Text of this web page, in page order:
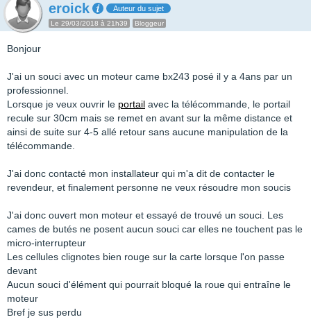
eroick Auteur du sujet
Le 29/03/2018 à 21h39 Bloggeur
Bonjour
J'ai un souci avec un moteur came bx243 posé il y a 4ans par un
professionnel.
Lorsque je veux ouvrir le portail avec la télécommande, le portail
recule sur 30cm mais se remet en avant sur la même distance et
ainsi de suite sur 4-5 allé retour sans aucune manipulation de la
télécommande.
J'ai donc contacté mon installateur qui m'a dit de contacter le
revendeur, et finalement personne ne veux résoudre mon soucis
J'ai donc ouvert mon moteur et essayé de trouvé un souci. Les
cames de butés ne posent aucun souci car elles ne touchent pas le
micro-interrupteur
Les cellules clignotes bien rouge sur la carte lorsque l'on passe
devant
Aucun souci d'élément qui pourrait bloqué la roue qui entraîne le
moteur
Bref je sus perdu